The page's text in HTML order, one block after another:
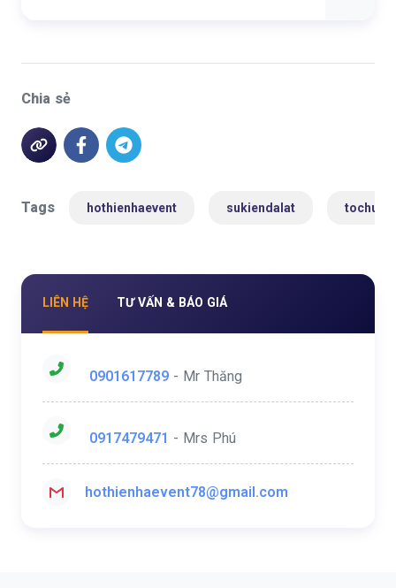
Chia sẻ
Tags hothienhaevent sukiendalat
LIÊN HỆ TƯ VẤN & BÁO GIÁ
0901617789 - Mr Thăng
0917479471 - Mrs Phú
hothienhaevent78@gmail.com